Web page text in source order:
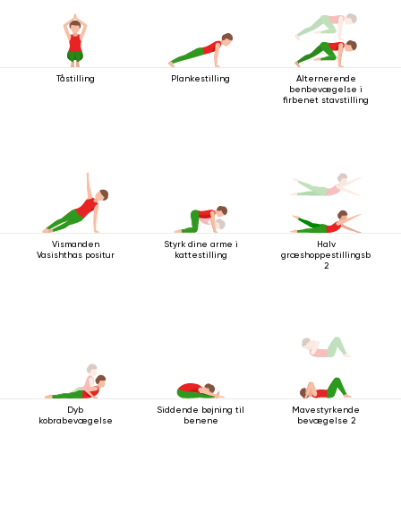
Tåstilling Plankestilling
Alternerende
benbevægelse i
firbenet stavstilling
Vismanden
Vasishthas positur
Styrk dine arme i
kattestilling
Halv
2
Dyb
kobrabevægelse
Siddende bøjning til
benene
Mavestyrkende
bevægelse 2